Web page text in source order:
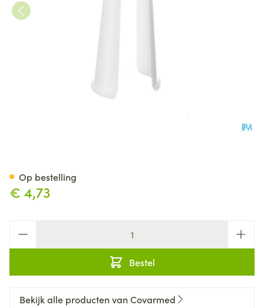
€ 4,73
Bestel
Op bestelling
Bekijk alle producten van Covarmed